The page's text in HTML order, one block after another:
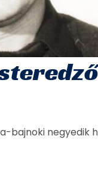
bajnoki negyedik